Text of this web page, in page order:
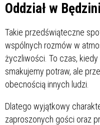
Oddział w
Takie przedświąteczne
wspólnych rozmów w
życzliwości. To czas,
smakujemy potraw, ale
obecnością innych ludzi.
Dlatego wyjątkowy
zaproszonych gości oraz